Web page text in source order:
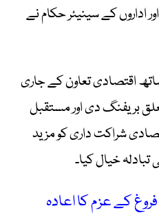
اداروں کے سینیئر حکام نے
اقتصادی تعاون کے جاری
بریفنگ دی اور مستقبل
شراکت داری کو مزید
خیال کیا۔
کے عزم کا اعادہ